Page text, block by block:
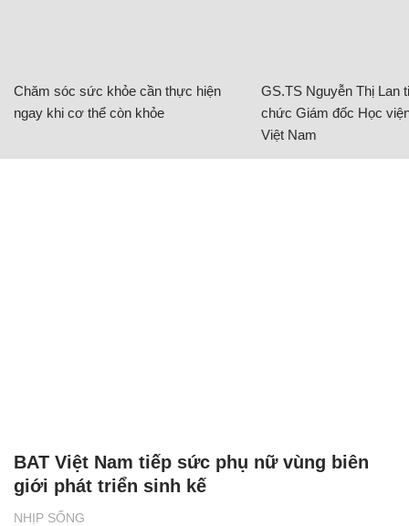
Chăm sóc sức khỏe cần thực hiện
ngay khi cơ thể còn khỏe
GS.TS Nguyễn Thị Lan
chức Giám đốc Học
Việt Nam
NHỊP SỐNG
BAT Việt Nam tiếp sức phụ nữ vùng biên
giới phát triển sinh kế